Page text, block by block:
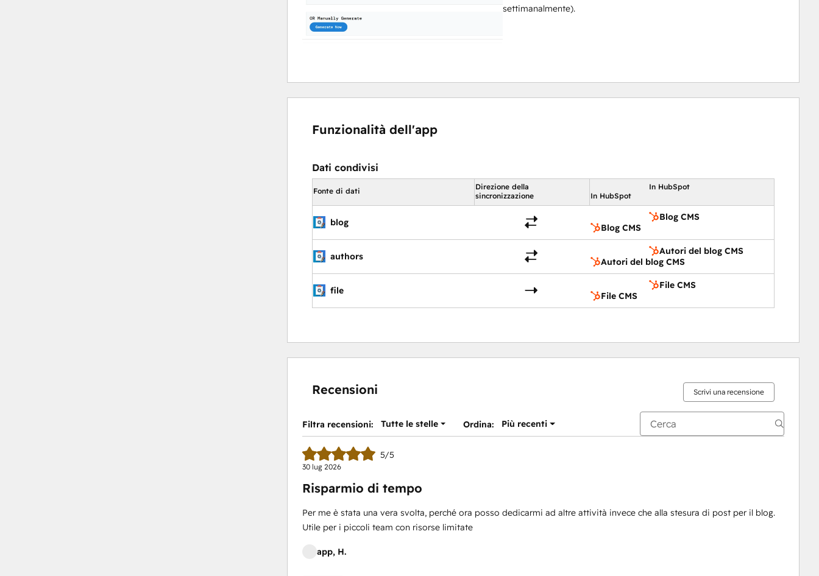
settimanalmente).
Funzionalità dell'app
Dati condivisi
Fonte di dati
Direzione della
sincronizzazione
In HubSpot
In HubSpot
blog
Blog CMS
Blog CMS
authors
Autori del blog CMS
Autori del blog CMS
file
File CMS
File CMS
Recensioni Scrivi una recensione
Filtra recensioni: Tutte le stelle Ordina: Più recenti
5/5
30 lug 2026
Risparmio di tempo
Per me è stata una vera svolta, perché ora posso dedicarmi ad altre attività invece che alla stesura di post per il blog.
Utile per i piccoli team con risorse limitate
app, H.